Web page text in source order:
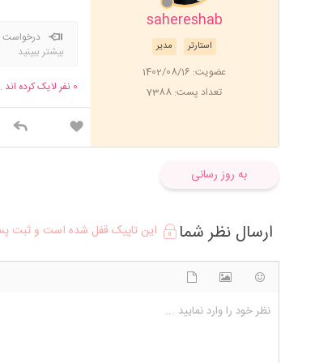
sahereshab
مدیر استارتر
عضویت: 1402/08/16
تعداد پست: 7388
درخواست
بیشتر ببینید
0نفر لایک کرده اند
به روز رسانی
ارسال نظر شما این تاپیک قفل شده است و ثبت
نظر خود را وارد نمایید ...